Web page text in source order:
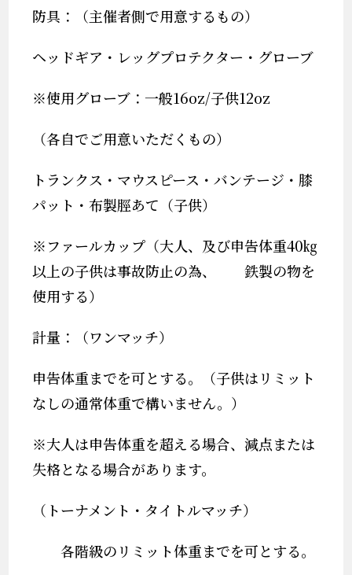
防具：（主催者側で用意するもの）
ヘッドギア・レッグプロテクター・グローブ
※使用グローブ：一般16oz/子供12oz
（各自でご用意いただくもの）
トランクス・マウスピース・バンテージ・膝
パット・布製脛あて（子供）
※ファールカップ（大人、及び申告体重40㎏
以上の子供は事故防止の為、 鉄製の物を
使用する）
計量：（ワンマッチ）
申告体重までを可とする。（子供はリミット
なしの通常体重で構いません。）
※大人は申告体重を超える場合、減点または
失格となる場合があります。
（トーナメント・タイトルマッチ）
各階級のリミット体重までを可とする。